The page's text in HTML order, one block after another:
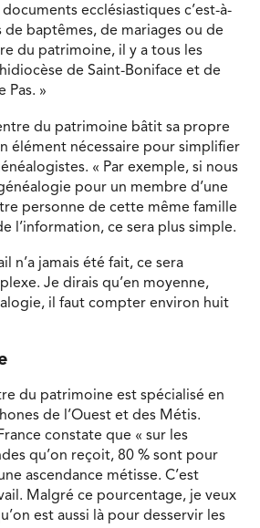
ecclésiastiques c’est-à-
baptêmes, de mariages ou de
du patrimoine, il y a tous les
de Saint-Boniface et de
Pas. »
du patrimoine bâtit sa propre
élément nécessaire pour simplifier
« Par exemple, si nous
pour un membre d’une
personne de cette même famille
l’information, ce sera plus simple.
n’a jamais été fait, ce sera
Je dirais qu’en moyenne,
il faut compter environ huit
du patrimoine est spécialisé en
de l’Ouest et des Métis.
constate que « sur les
qu’on reçoit, 80 % sont pour
ascendance métisse. C’est
Malgré ce pourcentage, je veux
est aussi là pour desservir les